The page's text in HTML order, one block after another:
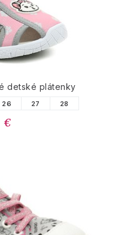
detské plátenky
26 27 28
€